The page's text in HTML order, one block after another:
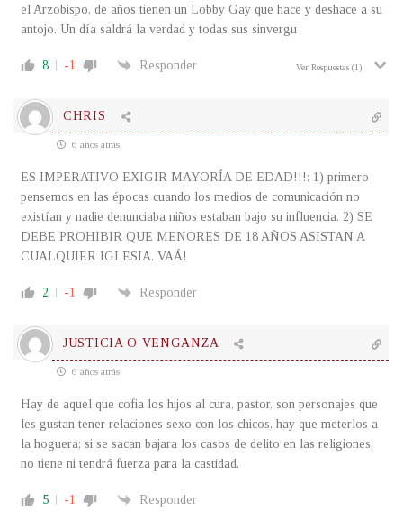
el Arzobispo, de años tienen un Lobby Gay que hace y deshace a su
antojo. Un día saldrá la verdad y todas sus sinvergu
8 -1 Responder Ver Respuestas (1)
CHRIS
6 años atrás
ES IMPERATIVO EXIGIR MAYORÍA DE EDAD!!!: 1) primero
pensemos en las épocas cuando los medios de comunicación no
existían y nadie denunciaba niños estaban bajo su influencia. 2) SE
DEBE PROHIBIR QUE MENORES DE 18 AÑOS ASISTAN A
CUALQUIER IGLESIA. VAÁ!
2 -1 Responder
JUSTICIA O VENGANZA
6 años atrás
Hay de aquel que cofia los hijos al cura, pastor, son personajes que
les gustan tener relaciones sexo con los chicos, hay que meterlos a
la hoguera; si se sacan bajara los casos de delito en las religiones,
no tiene ni tendrá fuerza para la castidad.
5 -1 Responder